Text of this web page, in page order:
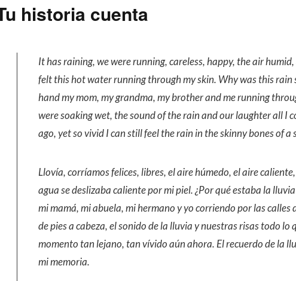
historia cuenta
It has raining, we were running, careless, happy, the air
felt this hot water running through my skin. Why was this rain
hand my mom, my grandma, my brother and me running
were soaking wet, the sound of the rain and our laughter all I
ago, yet so vivid I can still feel the rain in the skinny bones of a
Llovía, corríamos felices, libres, el aire húmedo, el aire
agua se deslizaba caliente por mi piel. ¿Por qué estaba la
mi mamá, mi abuela, mi hermano y yo corriendo por las
de pies a cabeza, el sonido de la lluvia y nuestras risas todo lo
momento tan lejano, tan vívido aún ahora. El recuerdo de la
mi memoria.